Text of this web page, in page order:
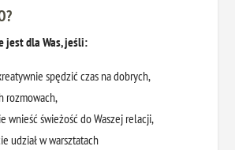
jest dla Was, jeśli:
spędzić czas na dobrych,
rozmowach,
wnieść świeżość do Waszej relacji,
udział w warsztatach